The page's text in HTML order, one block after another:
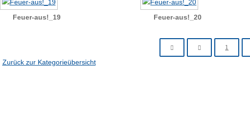
Feuer-aus!_19 Feuer-aus!_20
1
Zurück zur Kategorieübersicht